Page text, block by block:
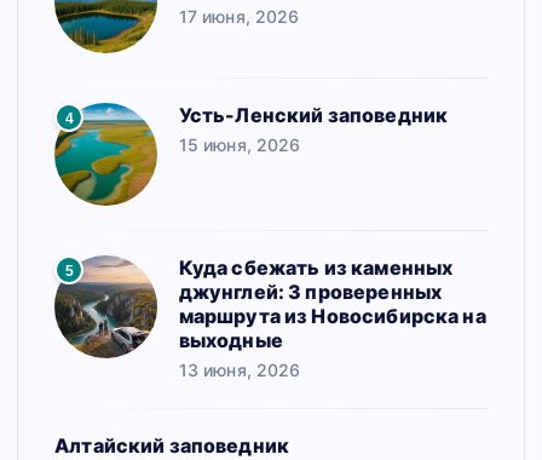
17 июня, 2026
4 Усть-Ленский заповедник
15 июня, 2026
5
Куда сбежать из каменных
джунглей: 3 проверенных
маршрута из Новосибирска на
выходные
13 июня, 2026
Алтайский заповедник